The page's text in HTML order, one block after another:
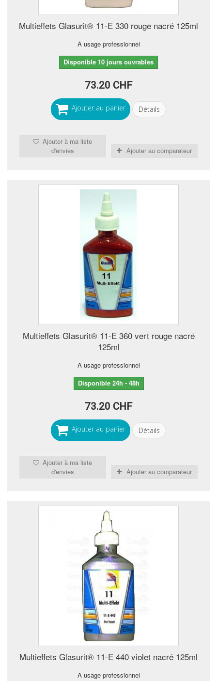
Multieffets Glasurit® 11-E 330 rouge nacré 125ml
A usage professionnel
Disponible 10 jours ouvrables
73.20 CHF
Ajouter au panier Détails
Ajouter à ma liste
d'envies
Ajouter au comparateur
Multieffets Glasurit® 11-E 360 vert rouge nacré
125ml
A usage professionnel
Disponible 24h - 48h
73.20 CHF
Ajouter au panier Détails
Ajouter à ma liste
d'envies
Ajouter au comparateur
Multieffets Glasurit® 11-E 440 violet nacré 125ml
A usage professionnel